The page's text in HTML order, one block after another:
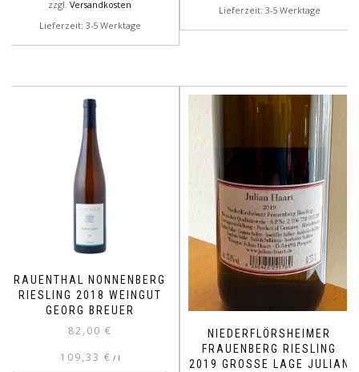
zzgl. Versandkosten
Lieferzeit: 3-5 Werktage
Lieferzeit: 3-5 Werktage
RAUENTHAL NONNENBERG
RIESLING 2018 WEINGUT
GEORG BREUER
82,00 €
109,33 € / l
NIEDERFLÖRSHEIMER
FRAUENBERG RIESLING
2019 GROSSE LAGE JULIAN H